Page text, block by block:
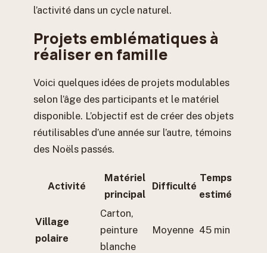
l’activité dans un cycle naturel.
Projets emblématiques à
réaliser en famille
Voici quelques idées de projets modulables
selon l’âge des participants et le matériel
disponible. L’objectif est de créer des objets
réutilisables d’une année sur l’autre, témoins
des Noëls passés.
Activité
Matériel
principal
Difficulté
Temps
estimé
Village
polaire
Carton,
peinture
blanche
Moyenne 45 min